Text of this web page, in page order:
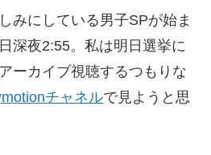
みにしている男子SPが始ま
深夜2:55。私は明日選挙に
ーカイブ視聴するつもりな
チャネルで見ようと思